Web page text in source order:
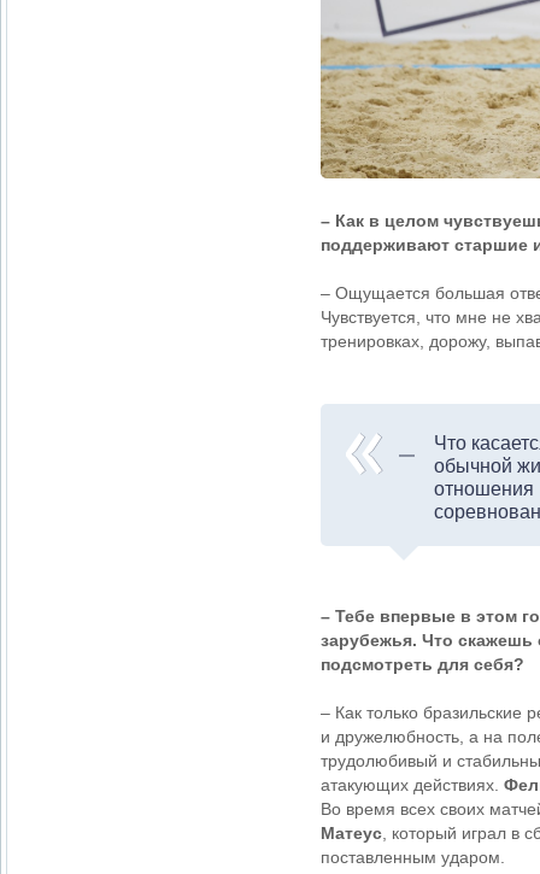
– Как в целом
поддерживают старшие
– Ощущается большая
Чувствуется, что мне не
тренировках, дорожу,
Что
обычной
отношения
– Тебе впервые в этом
зарубежья. Что
подсмотреть для себя?
– Как только бразильские
и дружелюбность, а на
трудолюбивый и
атакующих действиях.
Во время всех своих
Матеус, который играл в
поставленным ударом.